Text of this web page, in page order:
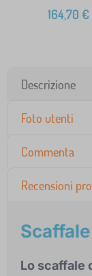
164,70 €
Descrizione
Foto utenti
Commenta
Recensioni
Lo scaffale